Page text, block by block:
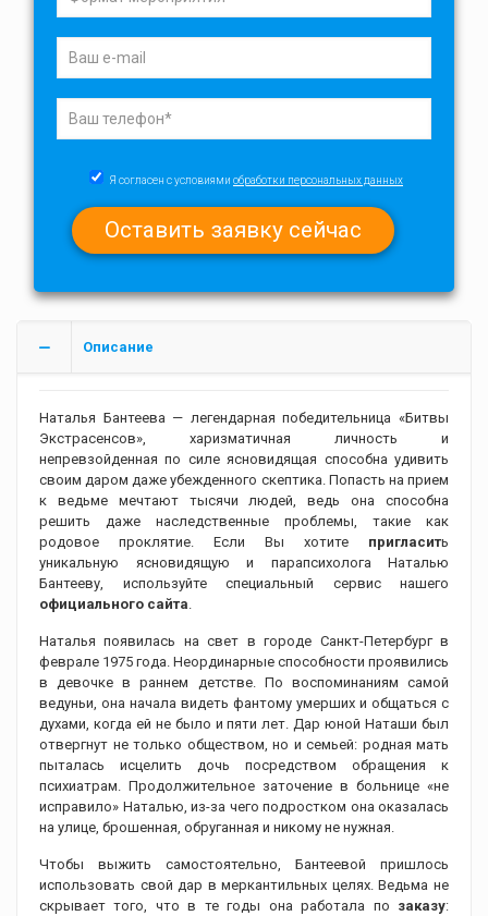
Я согласен с условиями обработки персональных данных
Описание
Наталья Бантеева — легендарная победительница «Битвы
Экстрасенсов», харизматичная личность и
непревзойденная по силе ясновидящая способна удивить
своим даром даже убежденного скептика. Попасть на прием
к ведьме мечтают тысячи людей, ведь она способна
решить даже наследственные проблемы, такие как
родовое проклятие. Если Вы хотите пригласить
уникальную ясновидящую и парапсихолога Наталью
Бантееву, используйте специальный сервис нашего
официального сайта.
Наталья появилась на свет в городе Санкт-Петербург в
феврале 1975 года. Неординарные способности проявились
в девочке в раннем детстве. По воспоминаниям самой
ведуньи, она начала видеть фантому умерших и общаться с
духами, когда ей не было и пяти лет. Дар юной Наташи был
отвергнут не только обществом, но и семьей: родная мать
пыталась исцелить дочь посредством обращения к
психиатрам. Продолжительное заточение в больнице «не
исправило» Наталью, из-за чего подростком она оказалась
на улице, брошенная, обруганная и никому не нужная.
Чтобы выжить самостоятельно, Бантеевой пришлось
использовать свой дар в меркантильных целях. Ведьма не
скрывает того, что в те годы она работала по заказу: